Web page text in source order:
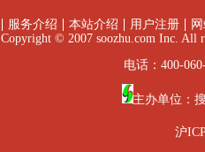
服务介绍 本站介绍 用户注册
Copyright © 2007 soozhu.com Inc.
电话：400-
主办单位：
沪